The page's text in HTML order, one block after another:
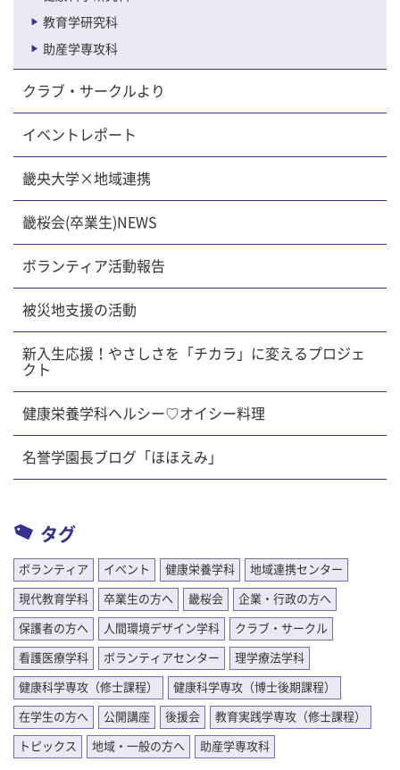
教育学研究科
助産学専攻科
クラブ・サークルより
イベントレポート
畿央大学×地域連携
畿桜会(卒業生)NEWS
ボランティア活動報告
被災地支援の活動
新入生応援！やさしさを「チカラ」に変えるプロジェ
クト
健康栄養学科ヘルシー♡オイシー料理
名誉学園長ブログ「ほほえみ」
タグ
ボランティア イベント 健康栄養学科 地域連携センター
現代教育学科 卒業生の方へ 畿桜会 企業・行政の方へ
保護者の方へ 人間環境デザイン学科 クラブ・サークル
看護医療学科 ボランティアセンター 理学療法学科
健康科学専攻（修士課程） 健康科学専攻（博士後期課程）
在学生の方へ 公開講座 後援会 教育実践学専攻（修士課程）
トピックス 地域・一般の方へ 助産学専攻科